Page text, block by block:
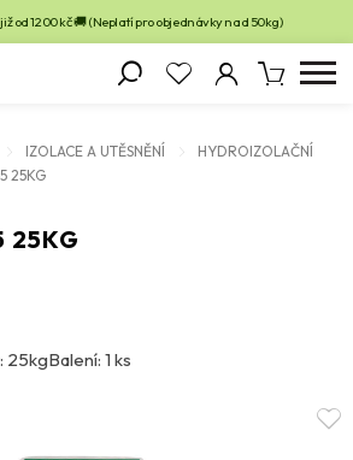
od 1200 kč 🚚 (Neplatí pro objednávky nad 50kg)
IZOLACE A UTĚSNĚNÍ
HYDROIZOLAČNÍ
25KG
25KG
25kgBalení: 1 ks